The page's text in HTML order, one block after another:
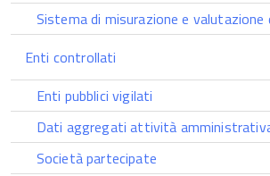
Sistema di misurazione e valutazione
Enti controllati
Enti pubblici vigilati
Dati aggregati attività
Società partecipate